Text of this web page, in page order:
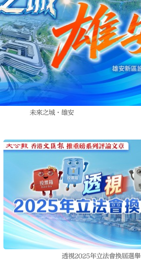
未來之城·雄安
透視2025年立法會換屆選舉